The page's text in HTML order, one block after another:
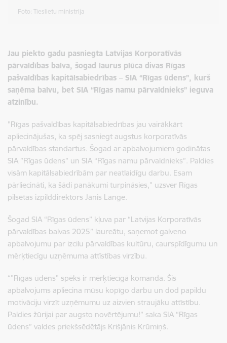
Foto: Tieslietu ministrija
Jau piekto gadu pasniegta Latvijas Korporatīvās
pārvaldības balva, šogad laurus plūca divas Rīgas
pašvaldības kapitālsabiedrības – SIA “Rīgas ūdens”, kurš
saņēma balvu, bet SIA “Rīgas namu pārvaldnieks” ieguva
atzinību.
"Rīgas pašvaldības kapitālsabiedrības jau vairākkārt
apliecinājušas, ka spēj sasniegt augstus korporatīvās
pārvaldības standartus. Šogad ar apbalvojumiem godinātas
SIA ”Rīgas ūdens” un SIA “Rīgas namu pārvaldnieks”. Paldies
visām kapitālsabiedrībām par neatlaidīgu darbu. Esam
pārliecināti, ka šādi panākumi turpināsies,” uzsver Rīgas
pilsētas izpilddirektors Jānis Lange.
Šogad SIA “Rīgas ūdens” kļuva par “Latvijas Korporatīvās
pārvaldības balvas 2025” laureātu, saņemot galveno
apbalvojumu par izcilu pārvaldības kultūru, caurspīdīgumu un
mērķtiecīgu uzņēmuma attīstības virzību.
“”Rīgas ūdens” spēks ir mērķtiecīgā komanda. Šis
apbalvojums apliecina mūsu kopīgo darbu un dod papildu
motivāciju virzīt uzņēmumu uz aizvien straujāku attīstību.
Paldies žūrijai par augsto novērtējumu!” saka SIA “Rīgas
ūdens” valdes priekšsēdētājs Krišjānis Krūmiņš.